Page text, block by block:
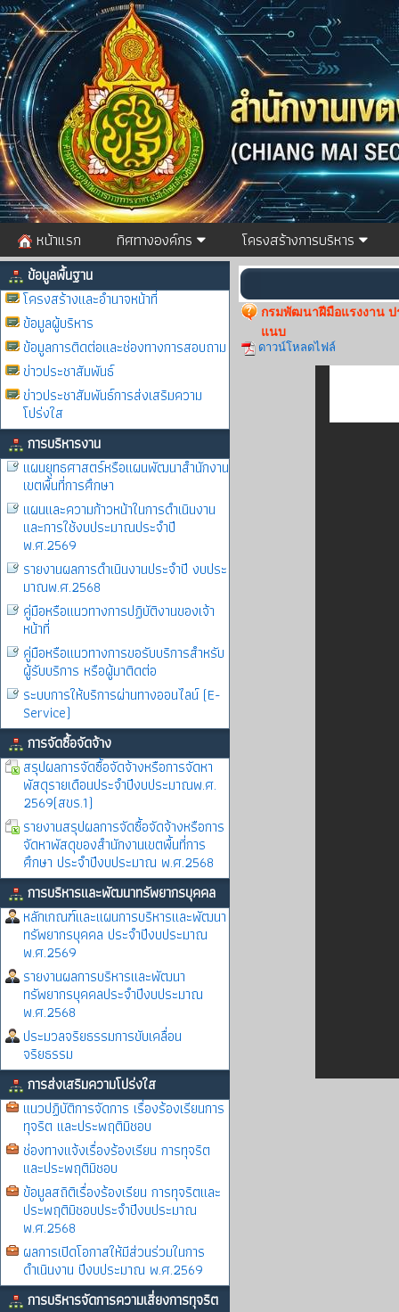
หน้าแรก ทิศทางองค์กร โครงสร้างการบริหาร
ข้อมูลพื้นฐาน
โครงสร้างและอำนาจหน้าที่
ข้อมูลผู้บริหาร
ข้อมูลการติดต่อและช่องทางการสอบถาม
ข่าวประชาสัมพันธ์
ข่าวประชาสัมพันธ์การส่งเสริมความ
โปร่งใส
การบริหารงาน
แผนยุทธศาสตร์หรือแผนพัฒนาสำนักงาน
เขตพื้นที่การศึกษา
แผนและความก้าวหน้าในการดำเนินงาน
และการใช้งบประมาณประจำปี
พ.ศ.2569
รายงานผลการดำเนินงานประจำปี งบประ
มาณพ.ศ.2568
คู่มือหรือแนวทางการปฏิบัติงานของเจ้า
หน้าที่
คู่มือหรือแนวทางการขอรับบริการสำหรับ
ผู้รับบริการ หรือผู้มาติดต่อ
ระบบการให้บริการผ่านทางออนไลน์ (E-
Service)
การจัดซื้อจัดจ้าง
สรุปผลการจัดซื้อจัดจ้างหรือการจัดหา
พัสดุรายเดือนประจำปีงบประมาณพ.ศ.
2569(สขร.1)
รายงานสรุปผลการจัดซื้อจัดจ้างหรือการ
จัดหาพัสดุของสำนักงานเขตพื้นที่การ
ศึกษา ประจำปีงบประมาณ พ.ศ.2568
การบริหารและพัฒนาทรัพยากรบุคคล
หลักเกณฑ์และแผนการบริหารและพัฒนา
ทรัพยากรบุคคล ประจำปีงบประมาณ
พ.ศ.2569
รายงานผลการบริหารและพัฒนา
ทรัพยากรบุคคลประจำปีงบประมาณ
พ.ศ.2568
ประมวลจริยธรรมการขับเคลื่อน
จริยธรรม
การส่งเสริมความโปร่งใส
แนวปฏิบัติการจัดการ เรื่องร้องเรียนการ
ทุจริต และประพฤติมิชอบ
ช่องทางแจ้งเรื่องร้องเรียน การทุจริต
และประพฤติมิชอบ
ข้อมูลสถิติเรื่องร้องเรียน การทุจริตและ
ประพฤติมิชอบประจำปีงบประมาณ
พ.ศ.2568
ผลการเปิดโอกาสให้มีส่วนร่วมในการ
ดำเนินงาน ปีงบประมาณ พ.ศ.2569
การบริหารจัดการความเสี่ยงการทุจริต
กรมพัฒนาฝีมือแรงงาน ป
แนบ
ดาวน์โหลดไฟล์